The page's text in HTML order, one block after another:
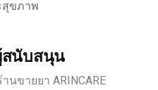
สุขภาพ
นับสนุน
ขายยา ARINCARE